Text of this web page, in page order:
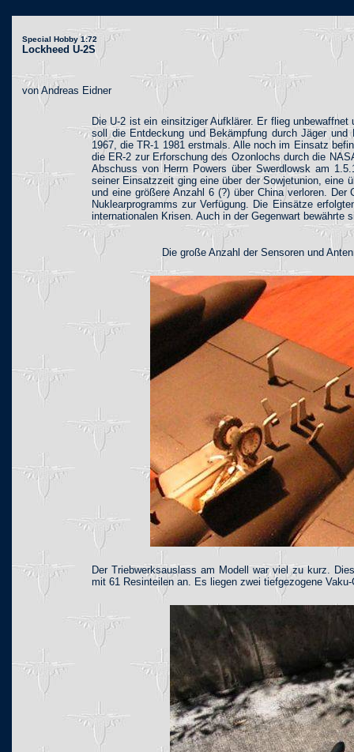
Special Hobby 1:72
Lockheed U-2S
von Andreas Eidner
Die U-2 ist ein einsitziger Aufklärer. Er flieg
soll die Entdeckung und Bekämpfung durch Jäger
1967, die TR-1 1981 erstmals. Alle noch im Einsatz
die ER-2 zur Erforschung des Ozonlochs durch die
Abschuss von Herrn Powers über Swerdlowsk am
seiner Einsatzzeit ging eine über der Sowjetunion, eine
und eine größere Anzahl 6 (?) über China verloren.
Nuklearprogramms zur Verfügung. Die Einsätze
internationalen Krisen. Auch in der Gegenwart bewährte
Die große Anzahl der Sensoren und
Der Triebwerksauslass am Modell war viel zu kurz.
mit 61 Resinteilen an. Es liegen zwei tiefgezogene